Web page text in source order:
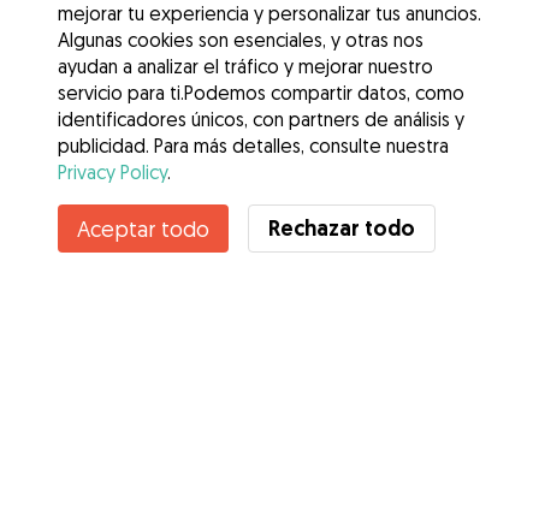
Irene no está disponible temporalmente
mejorar tu experiencia y personalizar tus anuncios.
Algunas cookies son esenciales, y otras nos
ayudan a analizar el tráfico y mejorar nuestro
servicio para ti.Podemos compartir datos, como
identificadores únicos, con partners de análisis y
publicidad. Para más detalles, consulte nuestra
Privacy Policy.
Aceptar todo Rechazar todo